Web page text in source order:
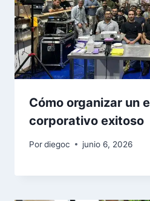
Cómo organizar un
corporativo exitoso
Pordiegoc junio 6, 2026